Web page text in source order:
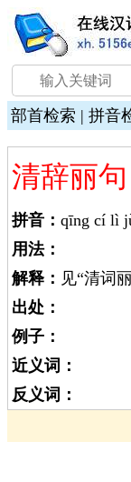
部首检索 | 拼音
清辞丽句
拼音： qīng cí lì
用法：
解释： 见“清词
出处：
例子：
近义词：
反义词：